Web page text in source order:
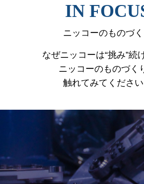
IN
ニッコーのものづく
なぜニッコーは“挑み”続
ニッコーのものづく
触れてみてください